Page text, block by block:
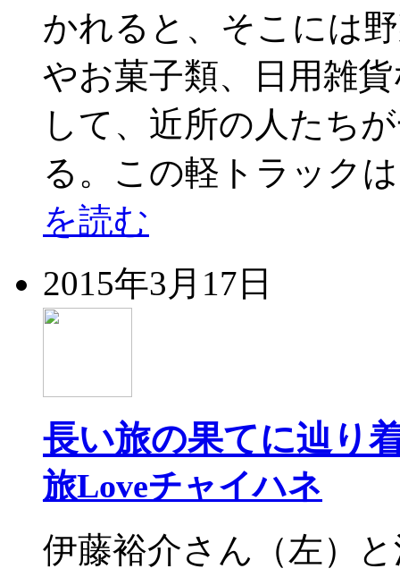
かれると、そこには
やお菓子類、日用雑
して、近所の人たち
る。この軽トラック
を読む
2015年3月17日
長い旅の果てに辿り
旅Loveチャイハネ
伊藤裕介さん（左）